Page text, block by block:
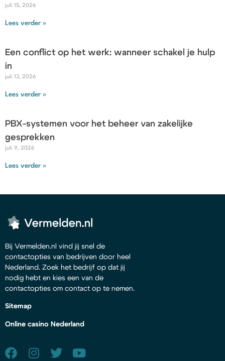
juli 15, 2026
Lees verder »
Een conflict op het werk: wanneer schakel je hulp
in
juli 13, 2026
Lees verder »
PBX-systemen voor het beheer van zakelijke
gesprekken
juli 9, 2026
Lees verder »
Bij Vermelden.nl vind jij snel de
contactopties van bedrijven door heel
Nederland. Zoek het bedrijf op dat jij
nodig hebt en kies een van de
contactopties om contact op te nemen.
Sitemap
Online casino Nederland